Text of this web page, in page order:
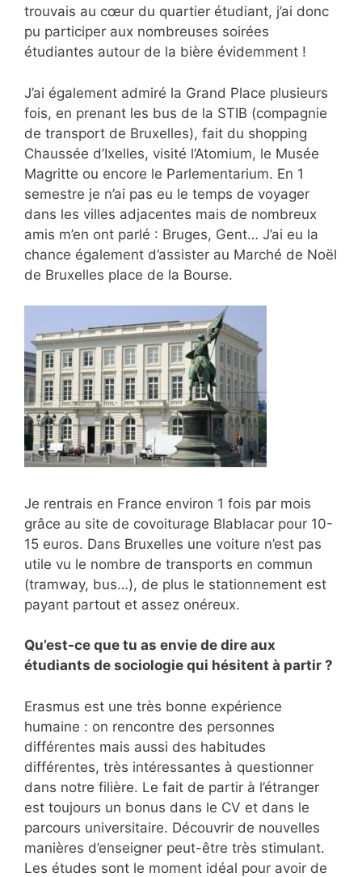
trouvais au cœur du quartier étudiant, j’ai donc
pu participer aux nombreuses soirées
étudiantes autour de la bière évidemment !
J’ai également admiré la Grand Place plusieurs
fois, en prenant les bus de la STIB (compagnie
de transport de Bruxelles), fait du shopping
Chaussée d’Ixelles, visité l’Atomium, le Musée
Magritte ou encore le Parlementarium. En 1
semestre je n’ai pas eu le temps de voyager
dans les villes adjacentes mais de nombreux
amis m’en ont parlé : Bruges, Gent… J’ai eu la
chance également d’assister au Marché de Noël
de Bruxelles place de la Bourse.
Je rentrais en France environ 1 fois par mois
grâce au site de covoiturage Blablacar pour 10-
15 euros. Dans Bruxelles une voiture n’est pas
utile vu le nombre de transports en commun
(tramway, bus…), de plus le stationnement est
payant partout et assez onéreux.
Qu’est-ce que tu as envie de dire aux
étudiants de sociologie qui hésitent à partir ?
Erasmus est une très bonne expérience
humaine : on rencontre des personnes
différentes mais aussi des habitudes
différentes, très intéressantes à questionner
dans notre filière. Le fait de partir à l’étranger
est toujours un bonus dans le CV et dans le
parcours universitaire. Découvrir de nouvelles
manières d’enseigner peut-être très stimulant.
Les études sont le moment idéal pour avoir de